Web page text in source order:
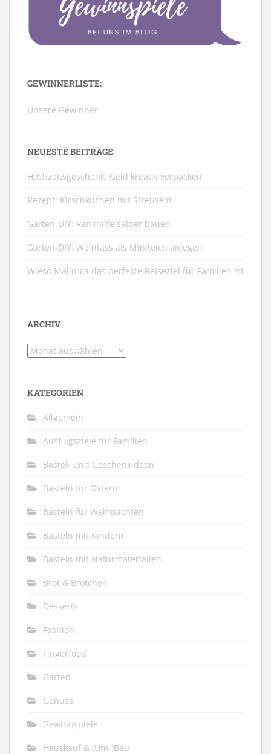
GEWINNERLISTE:
Unsere Gewinner
NEUESTE BEITRÄGE
Hochzeitsgeschenk: Geld kreativ verpacken
Rezept: Kirschkuchen mit Streuseln
Garten-DIY: Rankhilfe selber bauen
Garten-DIY: Weinfass als Miniteich anlegen
Wieso Mallorca das perfekte Reiseziel für Familien ist
ARCHIV
Archiv
KATEGORIEN
Allgemein
Ausflugsziele für Familien
Bastel- und Geschenkideen
Basteln für Ostern
Basteln für Weihnachten
Basteln mit Kindern
Basteln mit Naturmaterialien
Brot & Brötchen
Desserts
Fashion
Fingerfood
Garten
Genuss
Gewinnspiele
Hauskauf & (Um-)Bau